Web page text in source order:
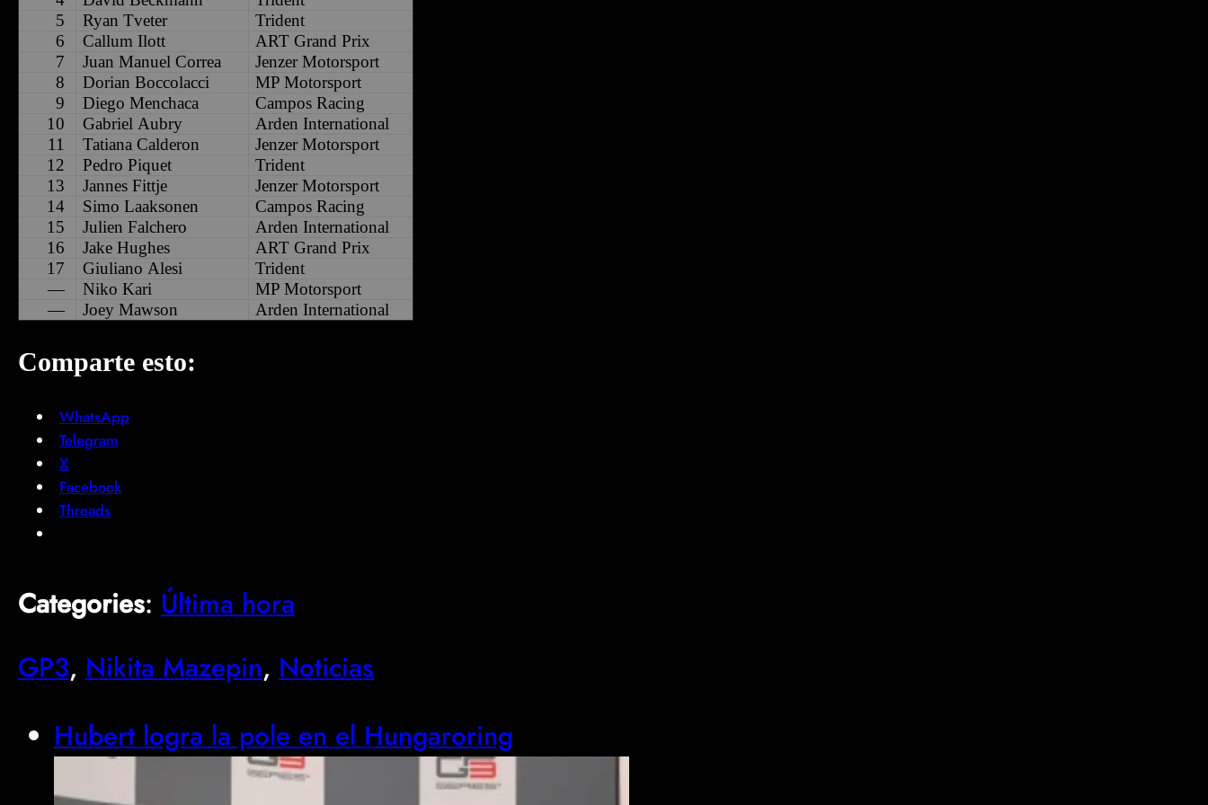
5
Ryan Tveter
Trident
6
Callum Ilott ART Grand Prix
7
Juan Manuel Correa
Jenzer Motorsport
8
Dorian Boccolacci
MP Motorsport
9
Diego Menchaca Campos Racing
10
Gabriel Aubry Arden International
11
Tatiana Calderon
Jenzer Motorsport
12
Pedro Piquet
Trident
13
Jannes Fittje
Jenzer Motorsport
14
Simo Laaksonen Campos Racing
15
Julien Falchero Arden International
16
Jake Hughes ART Grand Prix
17
Giuliano Alesi
Trident
—
Niko Kari
MP Motorsport
—
Joey Mawson Arden International
Comparte esto:
WhatsApp
Telegram
X
Facebook
Threads
Categories: Última hora
GP3, Nikita Mazepin, Noticias
Hubert logra la pole en el Hungaroring